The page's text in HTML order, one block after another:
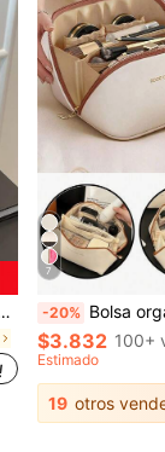
7
-20% Bolsa organizadora de viaje multifuncional, bolsa de cosméticos de cuero PU impermeable, bolsa de maquillaje de doble capa de gran capacidad, bolsa
$3.832 100+
Estimado
19 otros